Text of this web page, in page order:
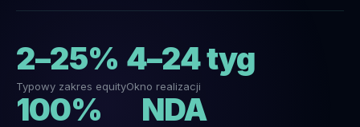
2–25%
Typowy zakres equity
4–24 tyg
Okno realizacji
100% NDA